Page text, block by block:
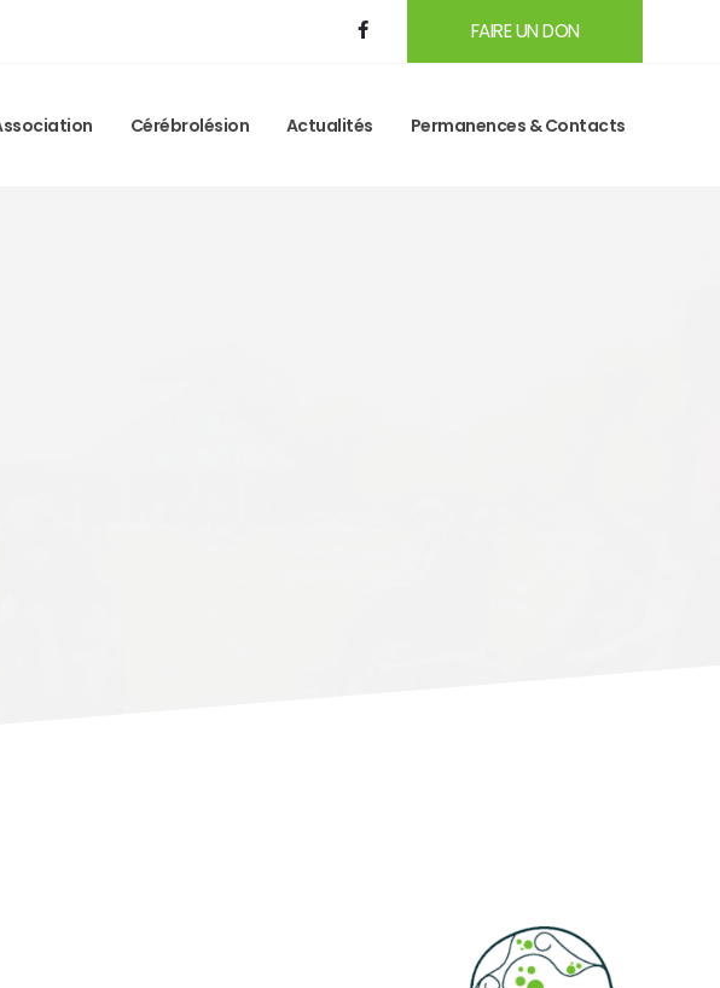
FAIRE UN DON
Cérébrolésion Actualités Permanences & Contacts